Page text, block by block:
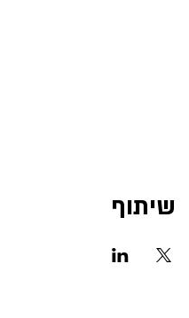
שיתוף